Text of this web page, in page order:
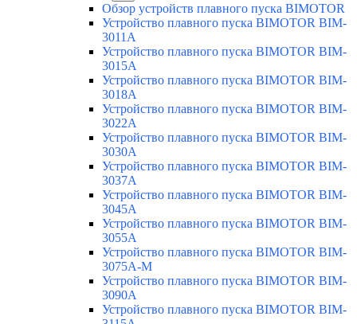
Обзор устройств плавного пуска BIMOTOR
Устройство плавного пуска BIMOTOR BIM-
3011A
Устройство плавного пуска BIMOTOR BIM-
3015A
Устройство плавного пуска BIMOTOR BIM-
3018A
Устройство плавного пуска BIMOTOR BIM-
3022A
Устройство плавного пуска BIMOTOR BIM-
3030A
Устройство плавного пуска BIMOTOR BIM-
3037A
Устройство плавного пуска BIMOTOR BIM-
3045A
Устройство плавного пуска BIMOTOR BIM-
3055A
Устройство плавного пуска BIMOTOR BIM-
3075A-M
Устройство плавного пуска BIMOTOR BIM-
3090A
Устройство плавного пуска BIMOTOR BIM-